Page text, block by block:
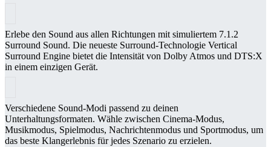
Erlebe den Sound aus allen Richtungen mit simuliertem 7.1.2
Surround Sound. Die neueste Surround-Technologie Vertical
Surround Engine bietet die Intensität von Dolby Atmos und DTS:X
in einem einzigen Gerät.
Verschiedene Sound-Modi passend zu deinen
Unterhaltungsformaten. Wähle zwischen Cinema-Modus,
Musikmodus, Spielmodus, Nachrichtenmodus und Sportmodus, um
das beste Klangerlebnis für jedes Szenario zu erzielen.